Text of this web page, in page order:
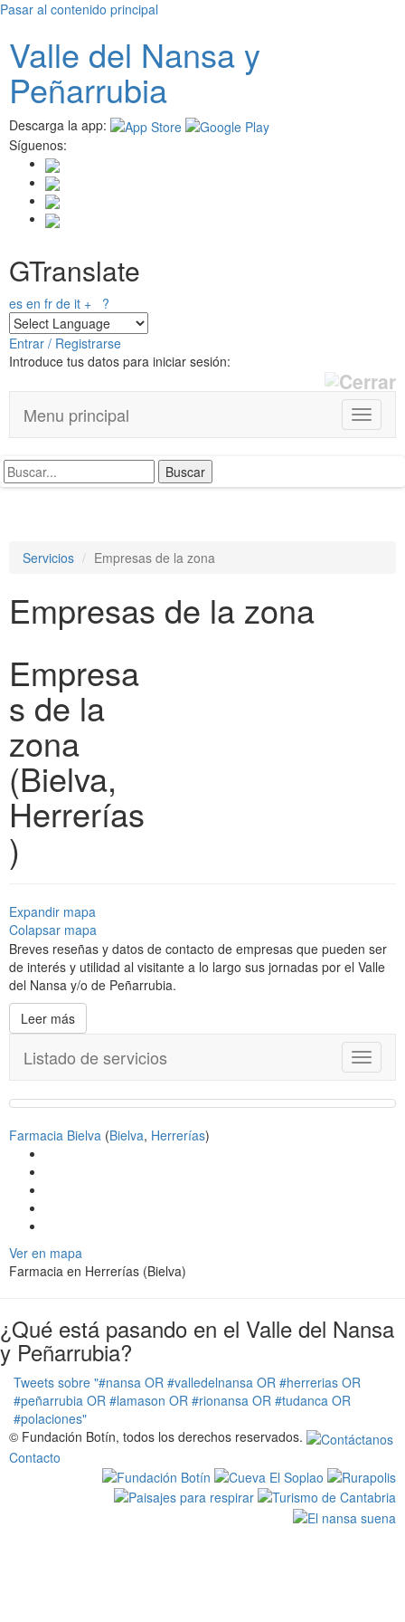
Pasar al contenido principal
Valle del Nansay
Peñarrubia
Descarga la app:
Síguenos:
GTranslate
es en fr de it + ?
Entrar / Registrarse
Introduce tus datos para iniciar sesión:
T
o
l
Menu principal
Servicios Empresas de la zona
Empresas de la zona
Empresa
s de la
zona
(Bielva,
Herrerías
)
Expandir mapa
Colapsar mapa
Breves reseñas y datos de contacto de empresas que pueden ser
de interés y utilidad al visitante a lo largo sus jornadas por el Valle
del Nansa y/o de Peñarrubia.
Leer más
T
o
g
g
n
Listado de servicios
Farmacia Bielva (Bielva, Herrerías)
Ver en mapa
Farmacia en Herrerías (Bielva)
¿Qué está pasando en el Valle del Nansa
y Peñarrubia?
Tweets sobre "#nansa OR #valledelnansa OR #herrerias OR
#peñarrubia OR #lamason OR #rionansa OR #tudanca OR
#polaciones"
© Fundación Botín, todos los derechos reservados.
Contacto